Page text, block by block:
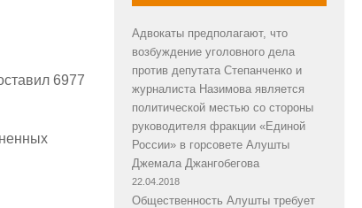
6977
Адвокаты предполагают, что
возбуждение уголовного дела
против депутата Степанченко и
журналиста Назимова является
политической местью со стороны
руководителя фракции «Единой
России» в горсовете Алушты
Джемала Джангобегова
22.04.2018
Общественность Алушты требует